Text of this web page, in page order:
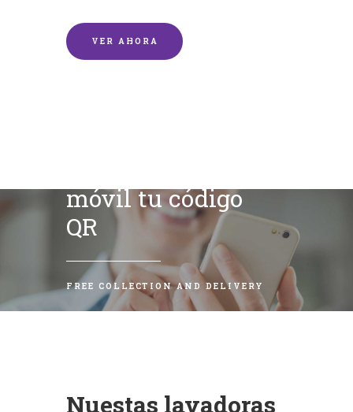
VER AHORA
móvil tu código
QR
FREE COLLECTION AND DELIVERY
Nuestas lavadoras